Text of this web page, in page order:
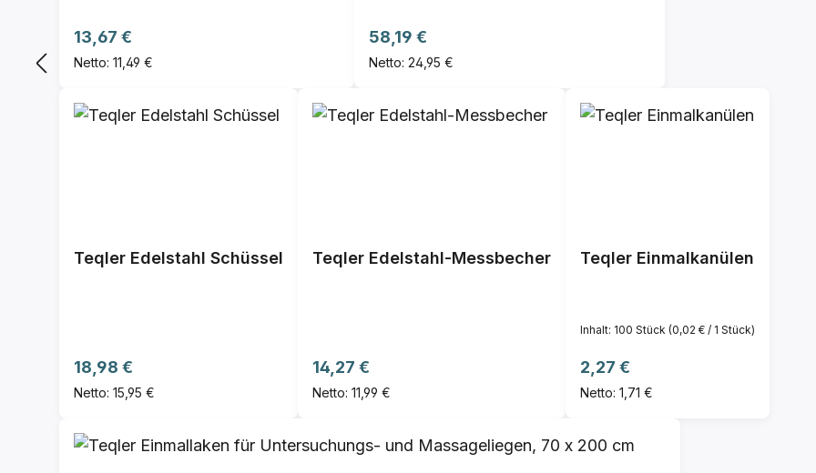
Regulärer Preis:
13,67 €
Netto: 11,49 €
Regulärer Preis:
58,19 €
Netto: 24,95 €
Teqler Edelstahl Schüssel
Regulärer Preis:
18,98 €
Netto: 15,95 €
Teqler Edelstahl-Messbecher
Regulärer Preis:
14,27 €
Netto: 11,99 €
Teqler Einmalkanülen
Inhalt: 100 Stück (0,02 € / 1 Stück)
Regulärer Preis:
2,27 €
Netto: 1,71 €